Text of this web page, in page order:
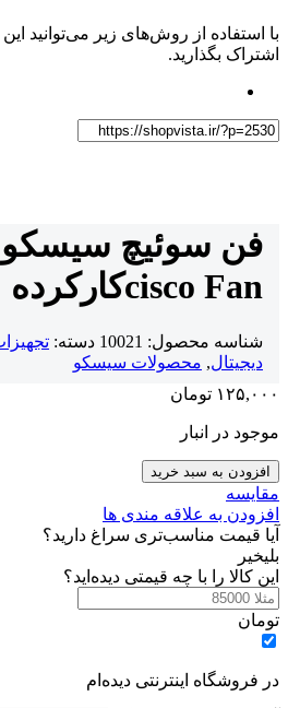
با استفاده از روش‌های زیر می‌توانید
اشتراک بگذارید.
cisco Fanکارکرده
شناسه محصول: 10021 دسته:
دیجیتال, محصولات سیسکو
۱۲۵,۰۰۰ تومان
موجود در انبار
افزودن به سبد خرید
مقایسه
افزودن به علاقه مندی ها
آیا قیمت مناسب‌تری سراغ دارید؟
بلیخیر
این کالا را با چه قیمتی دیده‌اید؟
تومان
در فروشگاه اینترنتی دیده‌ام